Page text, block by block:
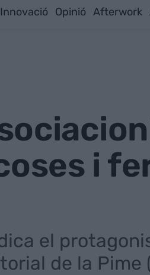
Innovació Opinió Afterwork
i
el
de la Pime